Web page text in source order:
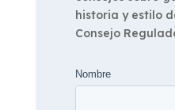
historia y estilo
Consejo